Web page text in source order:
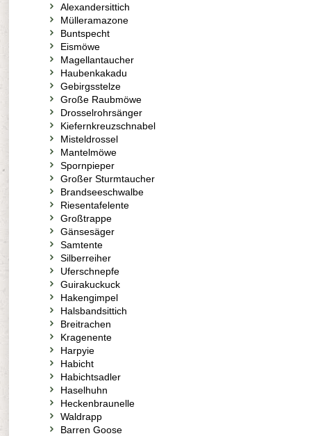
Alexandersittich
Mülleramazone
Buntspecht
Eismöwe
Magellantaucher
Haubenkakadu
Gebirgsstelze
Große Raubmöwe
Drosselrohrsänger
Kiefernkreuzschnabel
Misteldrossel
Mantelmöwe
Spornpieper
Großer Sturmtaucher
Brandseeschwalbe
Riesentafelente
Großtrappe
Gänsesäger
Samtente
Silberreiher
Uferschnepfe
Guirakuckuck
Hakengimpel
Halsbandsittich
Breitrachen
Kragenente
Harpyie
Habicht
Habichtsadler
Haselhuhn
Heckenbraunelle
Waldrapp
Barren Goose